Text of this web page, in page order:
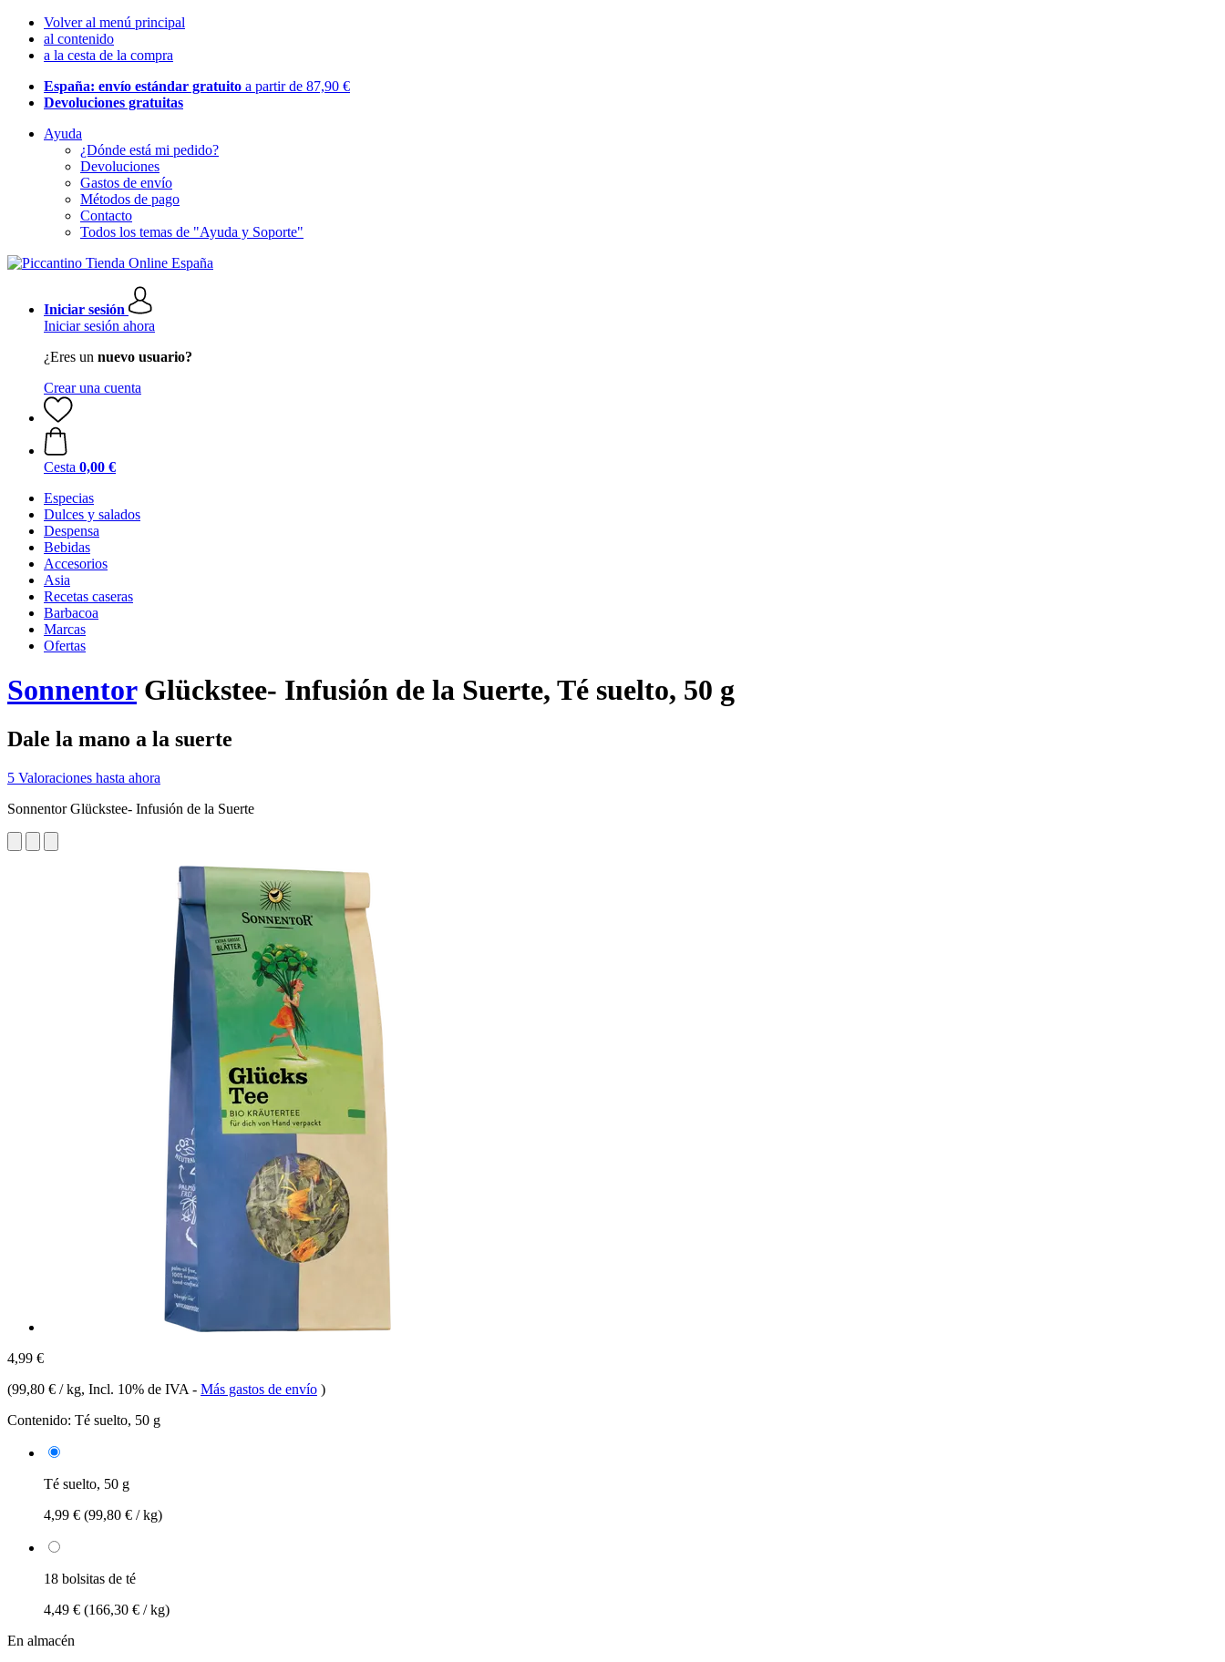
Volver al menú principal
al contenido
a la cesta de la compra
España: envío estándar gratuito a partir de 87,90 €
Devoluciones gratuitas
Ayuda
¿Dónde está mi pedido?
Devoluciones
Gastos de envío
Métodos de pago
Contacto
Todos los temas de "Ayuda y Soporte"
Iniciar sesión
Iniciar sesión ahora
¿Eres un nuevo usuario?
Crear una cuenta
Cesta 0,00 €
Especias
Dulces y salados
Despensa
Bebidas
Accesorios
Asia
Recetas caseras
Barbacoa
Marcas
Ofertas
SonnentorGlückstee- Infusión de la Suerte, Té suelto, 50 g
Dale la mano a la suerte
5 Valoraciones hasta ahora
Sonnentor Glückstee- Infusión de la Suerte
4,99 €
(99,80 € / kg, Incl. 10% de IVA - Más gastos de envío )
Contenido: Té suelto, 50 g
Té suelto, 50 g
4,99 € (99,80 € / kg)
18 bolsitas de té
4,49 € (166,30 € / kg)
En almacén